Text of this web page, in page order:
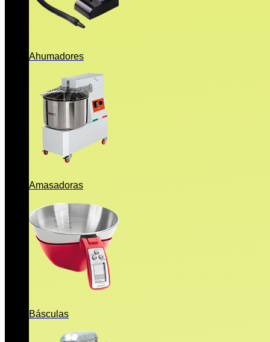
Ahumadores
Amasadoras
Básculas